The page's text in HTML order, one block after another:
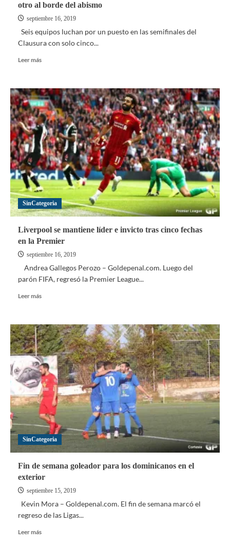
otro al borde del abismo
septiembre 16, 2019
Seis equipos luchan por un puesto en las semifinales del
Clausura con solo cinco...
Leer másLeer
Clausura
en
contexto:
Con
un
pie
en
la
clasificación
y
otro
al
borde
del
SinCategoria
Liverpool se mantiene líder e invicto tras cinco fechas
en la Premier
septiembre 16, 2019
Andrea Gallegos Perozo – Goldepenal.com. Luego del
parón FIFA, regresó la Premier League...
Leer másLeer
Liverpool
se
mantiene
líder
e
invicto
tras
cinco
fechas
en
la
Premier
SinCategoria
Fin de semana goleador para los dominicanos en el
exterior
septiembre 15, 2019
Kevin Mora – Goldepenal.com. El fin de semana marcó el
regreso de las Ligas...
Leer másLeer